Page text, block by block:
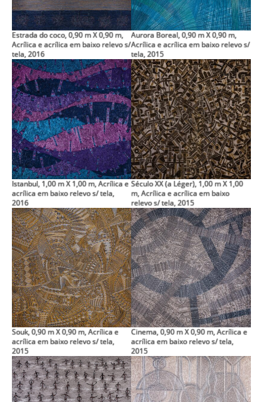
Estrada do coco, 0,90 m X 0,90 m,
Acrílica e acrílica em baixo relevo s/
tela, 2016
Aurora Boreal, 0,90 m X 0,90 m,
Acrílica e acrílica em baixo relevo s/
tela, 2015
Istanbul, 1,00 m X 1,00 m, Acrílica e
acrílica em baixo relevo s/ tela,
2016
Século XX (a Léger), 1,00 m X 1,00
m, Acrílica e acrílica em baixo
relevo s/ tela, 2015
Souk, 0,90 m X 0,90 m, Acrílica e
acrílica em baixo relevo s/ tela,
2015
Cinema, 0,90 m X 0,90 m, Acrílica e
acrílica em baixo relevo s/ tela,
2015